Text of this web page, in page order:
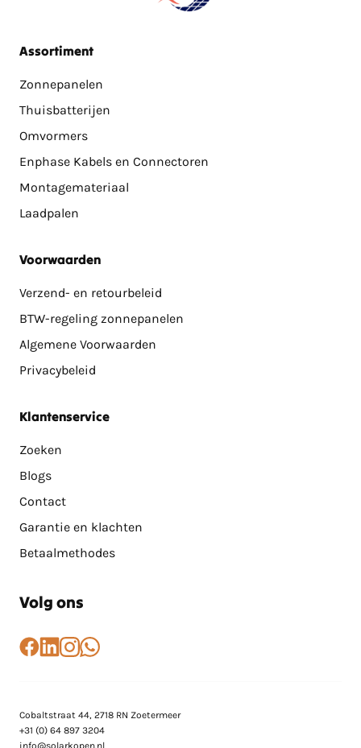
Assortiment
Zonnepanelen
Thuisbatterijen
Omvormers
Enphase Kabels en Connectoren
Montagemateriaal
Laadpalen
Voorwaarden
Verzend- en retourbeleid
BTW-regeling zonnepanelen
Algemene Voorwaarden
Privacybeleid
Klantenservice
Zoeken
Blogs
Contact
Garantie en klachten
Betaalmethodes
Volg ons
Cobaltstraat 44, 2718 RN Zoetermeer
+31 (0) 64 897 3204
info@solarkopen.nl